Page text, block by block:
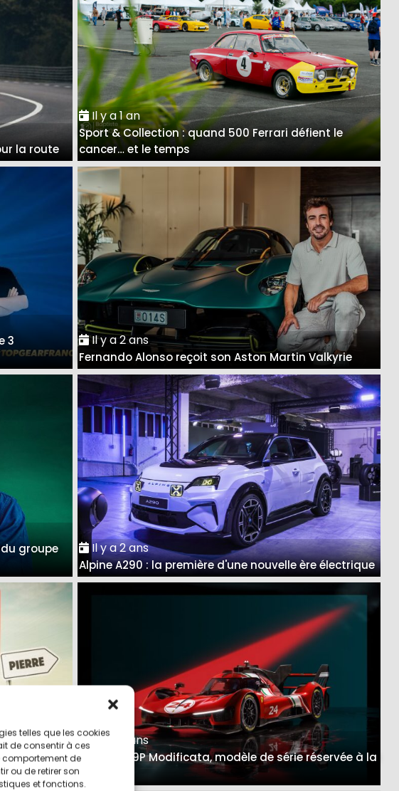
telles que les cookies
de consentir à ces
comportement de
ou de retirer son
et fonctions.
la route
Il y a 1 an
Sport & Collection : quand 500 Ferrari défient le
cancer… et le temps
3
Il y a 2 ans
Fernando Alonso reçoit son Aston Martin Valkyrie
groupe
Il y a 2 ans
Alpine A290 : la première d'une nouvelle ère électrique
sur
Il y a 3 ans
Ferrari 499P Modificata, modèle de série réservée à la
piste